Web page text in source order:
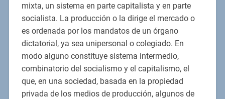
mixta, un sistema en parte capitalista y en parte
socialista. La producción o la dirige el mercado o
es ordenada por los mandatos de un órgano
dictatorial, ya sea unipersonal o colegiado. En
modo alguno constituye sistema intermedio,
combinatorio del socialismo y el capitalismo, el
que, en una sociedad, basada en la propiedad
privada de los medios de producción, algunos de